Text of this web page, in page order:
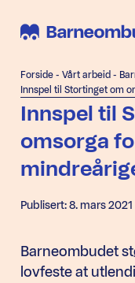
Forside - Vårt arbeid -
Innspel til
omsorga
Publisert: 8. mars 2021
Barneombudet
lovfeste at